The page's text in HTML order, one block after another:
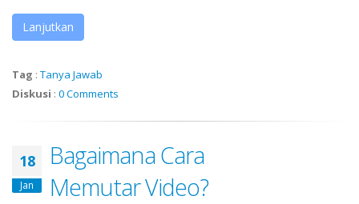
Lanjutkan
Tag : Tanya Jawab
Diskusi : 0 Comments
18
Jan
Bagaimana Cara
Memutar Video?